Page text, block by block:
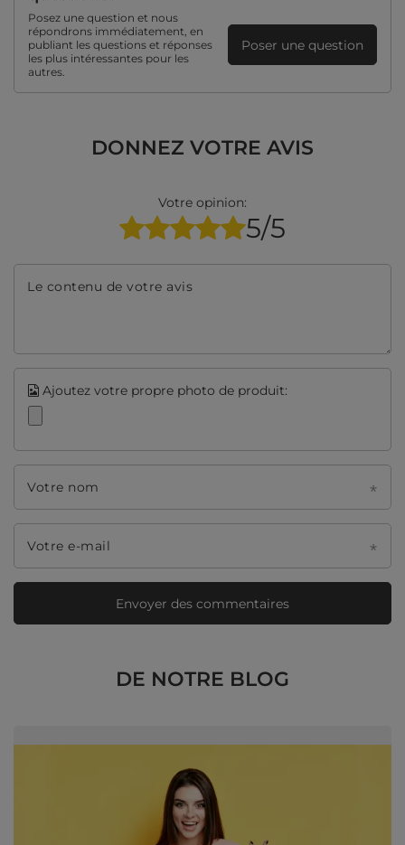
Posez une question et nous
répondrons immédiatement, en
publiant les questions et réponses
les plus intéressantes pour les
autres.
Poser une question
DONNEZ VOTRE AVIS
Votre opinion:
5/5
Le contenu de votre avis
Ajoutez votre propre photo de produit:
Votre nom
Votre e-mail
Envoyer des commentaires
DE NOTRE BLOG